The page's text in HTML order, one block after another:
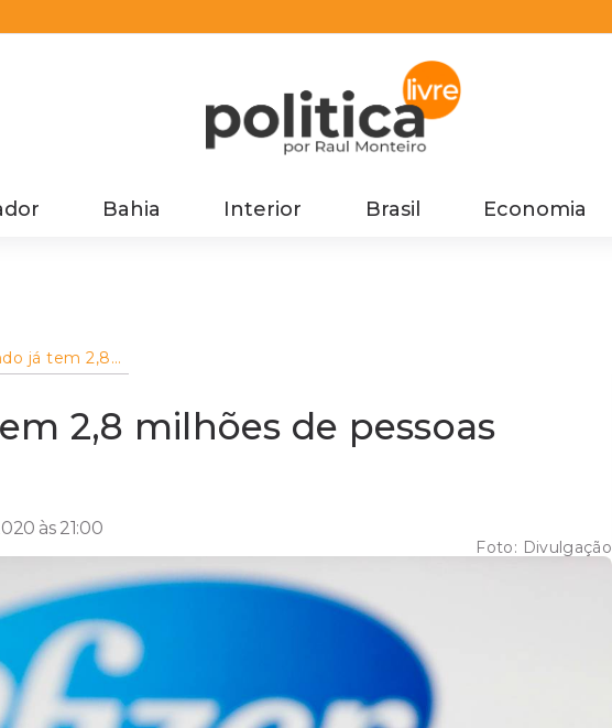
Bahia Interior Brasil Economia
já tem 2,8
2,8 milhões de pessoas
às 21:00
Foto: Divulgação